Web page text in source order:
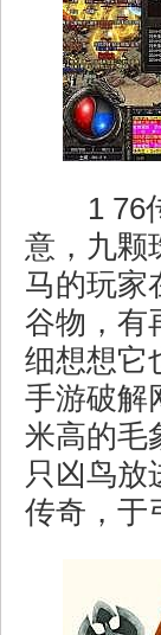
1 76
意，九
马的玩家
谷物，有
细想想它
手游破解
米高的毛
只凶鸟放
传奇，于